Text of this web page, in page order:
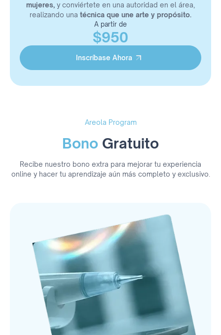
mujeres, y conviértete en una autoridad en el área,
realizando una técnica que une arte y propósito.
A partir de
$950
Inscríbase Ahora
Areola Program
Bono Gratuito
Recibe nuestro bono extra para mejorar tu experiencia
online y hacer tu aprendizaje aún más completo y exclusivo.